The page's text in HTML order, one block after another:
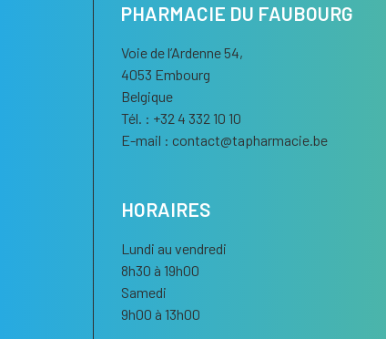
PHARMACIE DU FAUBOURG
Voie de l’Ardenne 54,
4053 Embourg
Belgique
Tél. : +32 4 332 10 10
E-mail : contact@tapharmacie.be
HORAIRES
Lundi au vendredi
8h30 à 19h00
Samedi
9h00 à 13h00